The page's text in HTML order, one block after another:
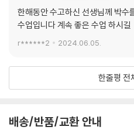
워진 알곡을 먹는 것입니다. 밀알을
웃음이 가득합니다.
---「보리피리를 만들고 밀로 그스름을
한해동안 수고하신 선생님께 박수
수업입니다 계속 좋은 수업 하시길
r******2 2024.06.05.
한줄평 전
배송/반품/교환 안내